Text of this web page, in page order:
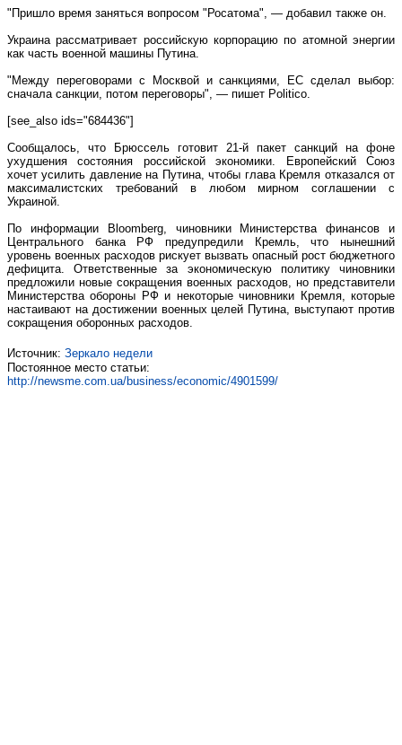
"Пришло время заняться вопросом "Росатома", — добавил также он.
Украина рассматривает российскую корпорацию по атомной энергии
как часть военной машины Путина.
"Между переговорами с Москвой и санкциями, ЕС сделал выбор:
сначала санкции, потом переговоры", — пишет Politico.
[see_also ids="684436"]
Сообщалось, что Брюссель готовит 21-й пакет санкций на фоне
ухудшения состояния российской экономики. Европейский Союз
хочет усилить давление на Путина, чтобы глава Кремля отказался от
максималистских требований в любом мирном соглашении с
Украиной.
По информации Bloomberg, чиновники Министерства финансов и
Центрального банка РФ предупредили Кремль, что нынешний
уровень военных расходов рискует вызвать опасный рост бюджетного
дефицита. Ответственные за экономическую политику чиновники
предложили новые сокращения военных расходов, но представители
Министерства обороны РФ и некоторые чиновники Кремля, которые
настаивают на достижении военных целей Путина, выступают против
сокращения оборонных расходов.
Источник: Зеркало недели
Постоянное место статьи:
http://newsme.com.ua/business/economic/4901599/